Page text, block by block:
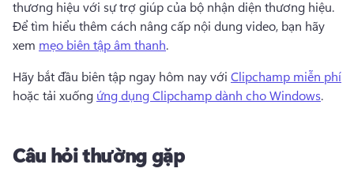
Để tìm hiểu thêm cách nâng cấp nội dung video, bạn hãy
xem mẹo biên tập âm thanh.
Hãy bắt đầu biên tập ngay hôm nay với Clipchamp miễn phí
hoặc tải xuống ứng dụng Clipchamp dành cho Windows.
Câu hỏi thường gặp